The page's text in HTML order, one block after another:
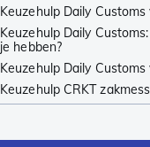
Keuzehulp Daily
Keuzehulp Daily
je hebben?
Keuzehulp Daily
Keuzehulp CRKT